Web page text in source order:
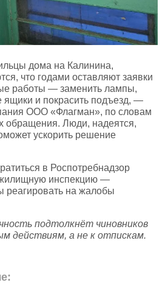
дома на Калинина,
что годами оставляют заявки
работы — заменить лампы,
ящики и покрасить подъезд, —
ООО «Флагман», по словам
обращения. Люди, надеятся,
ускорить решение
в Роспотребнадзор
жилищную инспекцию —
реагировать на жалобы
подтолкнёт чиновников
действиям, а не к отпискам.